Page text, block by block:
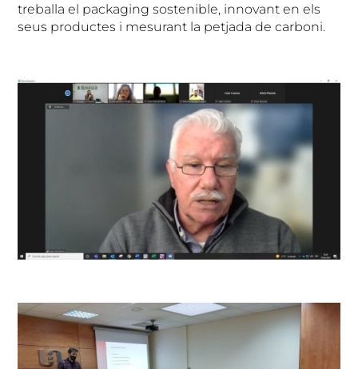
treballa el packaging sostenible, innovant en els
seus productes i mesurant la petjada de carboni.